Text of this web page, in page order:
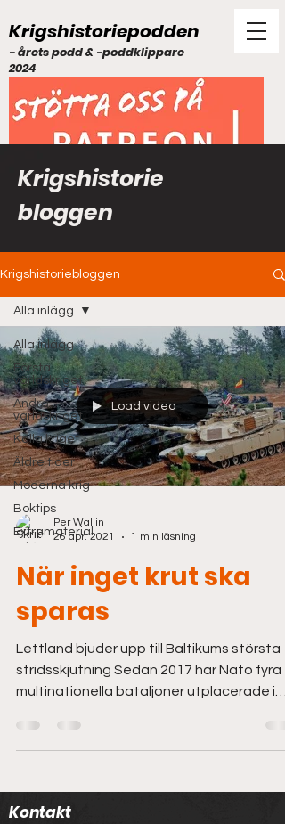
Krigshistoriepodden
- årets podd & -poddklippare
2024
Krigshistorie
bloggen
Krigshistoriebloggen
Alla inlägg
Första
världskriget
Andra
världskriget
Kalla kriget
Äldre tider
Moderna krig
Boktips
Extramaterial
Alla inlägg
Load video
Per Wallin
26 apr. 2021
1 min läsning
När inget krut ska
sparas
Lettland bjuder upp till Baltikums största
stridsskjutning Sedan 2017 har Nato fyra
multinationella bataljoner utplacerade i
Kontakt